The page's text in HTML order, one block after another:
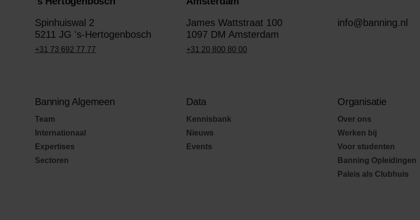
Spinhuiswal 2
5211 JG 's-Hertogenbosch
+31 73 692 77 77
James Wattstraat 100
1097 DM Amsterdam
+31 20 800 80 00
info@banning.nl
Banning Algemeen
Team
Internationaal
Expertises
Sectoren
Data
Kennisbank
Nieuws
Events
Organisatie
Over ons
Werken bij
Voor studenten
Banning Opleidingen
Paleis als Clubhuis